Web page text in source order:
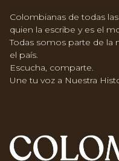
Colombianas de todas
quien la escribe y es el
Todas somos parte de la
el país.
Escucha, comparte.
Une tu voz a Nuestra